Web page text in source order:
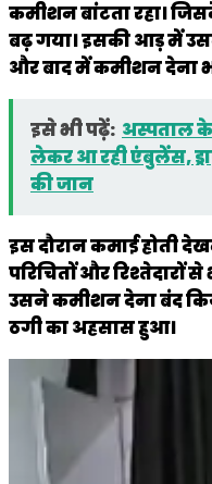
कमीशन बांटता रहा।
बढ़ गया। इसकी आड़ में
और बाद में कमीशन देना
इसे भी पढ़ें: अस्पताल
लेकर आ रही एंबुलेंस,
की जान
इस दौरान कमाई होती
परिचितों और रिश्तेदारों
उसने कमीशन देना बंद
ठगी का अहसास हुआ।